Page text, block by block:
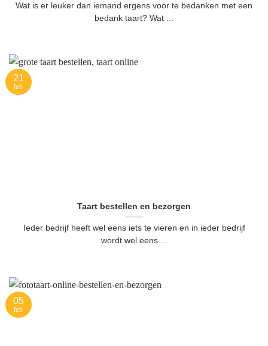
Wat is er leuker dan iemand ergens voor te bedanken met een
bedank taart? Wat ...
Taart bestellen en bezorgen
Ieder bedrijf heeft wel eens iets te vieren en in ieder bedrijf
wordt wel eens ...
21
feb
05
feb